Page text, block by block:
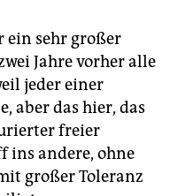
ein sehr großer
Jahre vorher alle
jeder einer
aber das hier, das
freier
ins andere, ohne
großer Toleranz